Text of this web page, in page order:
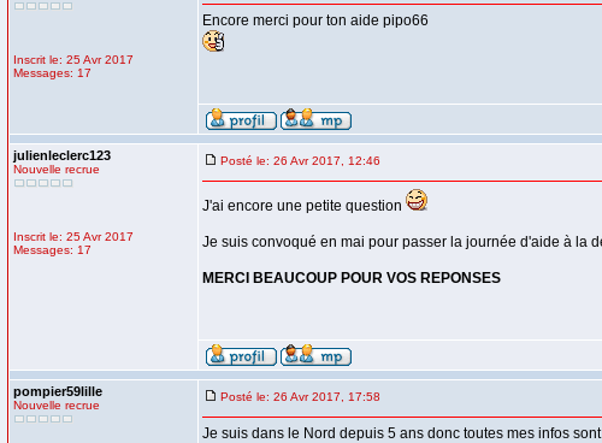
Inscrit le: 25 Avr 2017
Messages: 17
Encore merci pour ton aide pipo66
julienleclerc123
Nouvelle recrue
Inscrit le: 25 Avr 2017
Messages: 17
Posté le: 26 Avr 2017, 12:46
J'ai encore une petite question
Je suis convoqué en mai pour passer la journée d'aide à la
MERCI BEAUCOUP POUR VOS REPONSES
pompier59lille
Nouvelle recrue
Posté le: 26 Avr 2017, 17:58
Je suis dans le Nord depuis 5 ans donc toutes mes infos